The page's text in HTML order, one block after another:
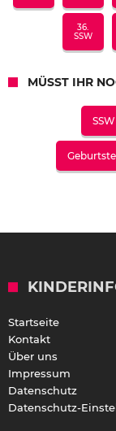
36.
SSW
MÜSST IHR
Startseite
Kontakt
Über uns
Impressum
Datenschutz
Datenschutz-